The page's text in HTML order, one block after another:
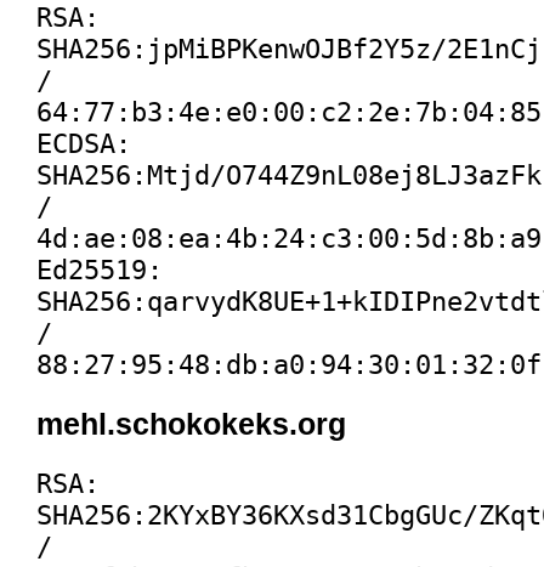
RSA:
SHA256:jpMiBPKenwOJBf2Y5z/
/
ECDSA:
SHA256:Mtjd/
/
Ed25519:
/
mehl.schokokeks.org
RSA:
SHA256:2KYxBY36KXsd31CbgGUc/
/